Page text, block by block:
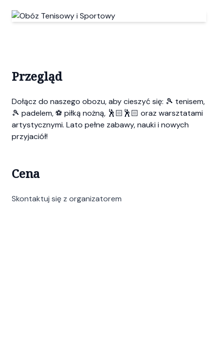
Przegląd
Dołącz do naszego obozu, aby cieszyć się: 🎾 tenisem,
🎾 padelem, ⚽ piłką nożną, 🕺🏻🕺🏻 oraz warsztatami
artystycznymi. Lato pełne zabawy, nauki i nowych
przyjaciół!
Cena
Skontaktuj się z organizatorem